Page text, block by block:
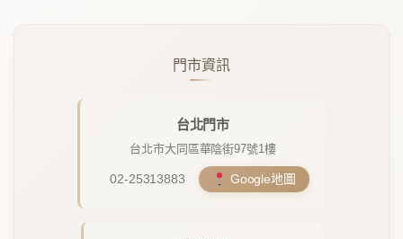
門市資訊
台北門市
台北市大同區華陰街97號1樓
02-25313883 Google地圖